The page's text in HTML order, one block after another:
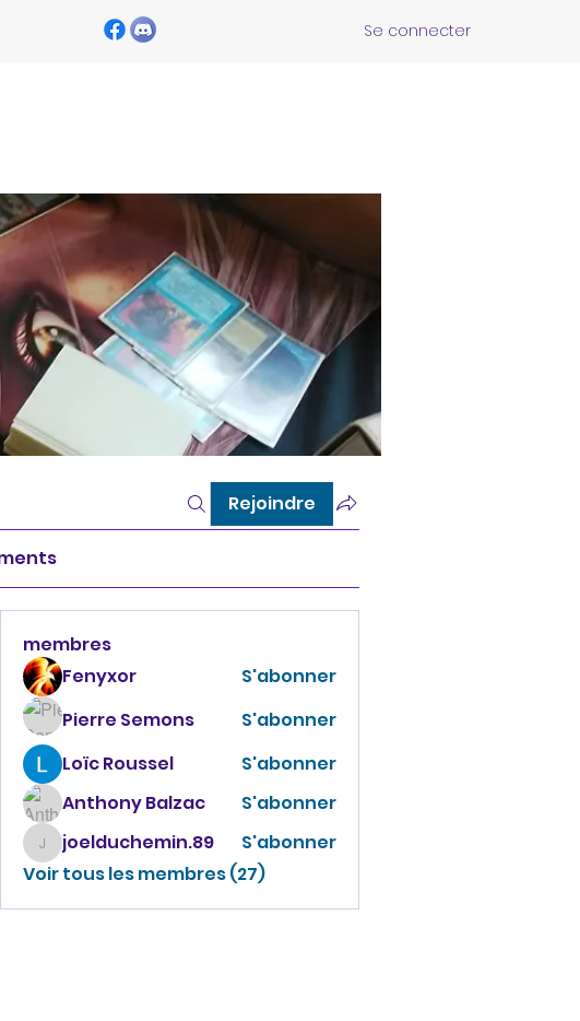
Se connecter
Rejoindre
membres
Fenyxor
S'abonner
Pierre Semons
S'abonner
Loïc Roussel
S'abonner
Anthony Balzac
S'abonner
joelduchemin.89
joelduchemin.89
S'abonner
Voir tous les membres (27)